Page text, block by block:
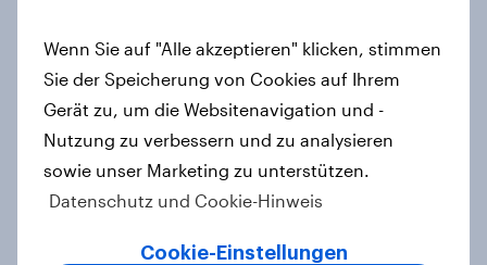
[DE On-Demand Webinar] Wenn KI
die Suche übernimmt
Artikel
Wenn Sie auf "Alle akzeptieren" klicken, stimmen
Sie der Speicherung von Cookies auf Ihrem
Gerät zu, um die Websitenavigation und -
Nutzung zu verbessern und zu analysieren
sowie unser Marketing zu unterstützen.
Datenschutz und Cookie-Hinweis
Cookie-Einstellungen